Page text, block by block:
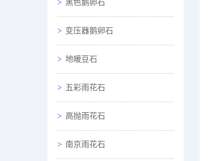
黑色鹅卵石
变压器鹅卵石
地暖豆石
五彩雨花石
高抛雨花石
南京雨花石